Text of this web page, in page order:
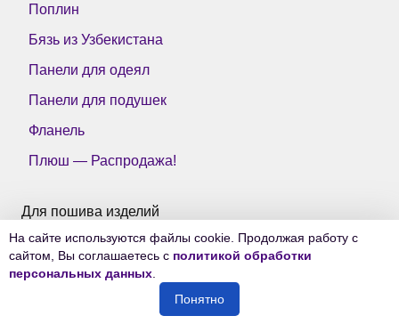
Поплин
Бязь из Узбекистана
Панели для одеял
Панели для подушек
Фланель
Плюш — Распродажа!
Для пошива изделий
Все ткани Тейково
На сайте используются файлы cookie. Продолжая работу с
сайтом, Вы соглашаетесь с политикой обработки
персональных данных
Понятно